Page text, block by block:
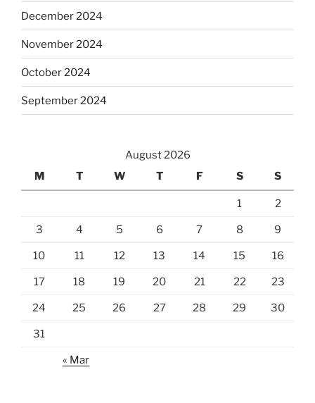
December 2024
November 2024
October 2024
September 2024
August 2026
M
T W T F S S
1 2
3 4 5 6 7 8 9
10 11 12 13 14 15 16
17 18 19 20 21 22 23
24 25 26 27 28 29 30
31
« Mar